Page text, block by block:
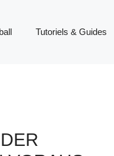
Tutoriels & Guides